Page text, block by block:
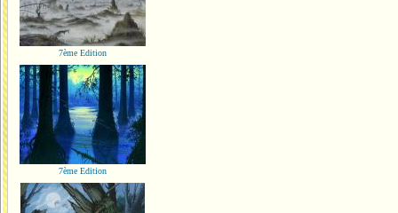
7ème Edition
7ème Edition